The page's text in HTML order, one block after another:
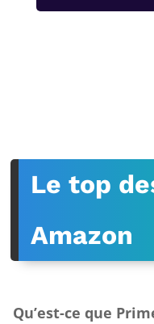
Le top
Amazon
Qu’est-ce que